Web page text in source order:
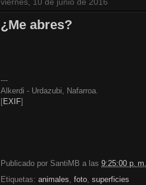
¿Me abres?
---
Alkerdi - Urdazubi, Nafarroa.
[EXIF]
Publicado por SantiMB a las 9:25:00 p. m.
Etiquetas: animales, foto, superficies